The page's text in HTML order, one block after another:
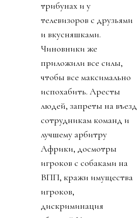
трибунах и у
телевизоров с друзьями
и вкусняшками.
Чиновники же
приложили все силы,
чтобы все максимально
испохабить. Аресты
людей, запреты на въезд
сотрудникам команд и
лучшему арбитру
Африки, досмотры
игроков с собаками на
ВПП, кражи имущества
игроков,
дискриминация